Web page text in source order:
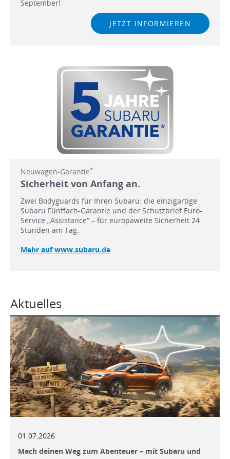
September!
JETZT INFORMIEREN
Neuwagen-Garantie*
Sicherheit von Anfang an.
Zwei Bodyguards für Ihren Subaru: die einzigartige
Subaru Fünffach-Garantie und der Schutzbrief Euro-
Service „Assistance“ – für europaweite Sicherheit 24
Stunden am Tag.
Mehr auf www.subaru.de
Aktuelles
01.07.2026
Mach deinen Weg zum Abenteuer – mit Subaru und